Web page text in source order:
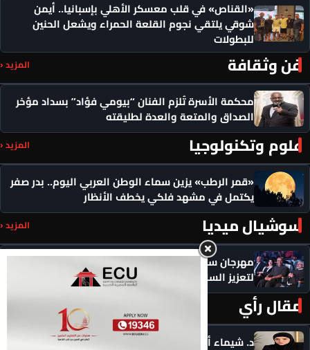
«القناص» في قلب معسكر الأهلي بإسبانيا.. أيمن
شوقي يلتقي نجوم القلعة الحمراء ويشعل الحنين
للبطولات
فن وثقافة المزيد ‹
محكمة الأسرة تُلزم الفنان “بيومي فؤاد” بسداد مؤخر
الصداق والمتعة والعدة لطليقته
علوم وتكنولوجيا المزيد ‹
«قمر الرطب» يزين سماء الوطن العربي اليوم.. بدر صفر
يكتمل في مشهد فلكي يخطف الأنظار
سوشيال ميديا المزيد ‹
مهرجان سيمفوني للفنون يكرم رموزاً مؤثرة ويدعو
لتعزيز السلام
مقال رأي
د. شيماء أحمدين تكتب .. حين يصبح الذكاء الاصطناعي